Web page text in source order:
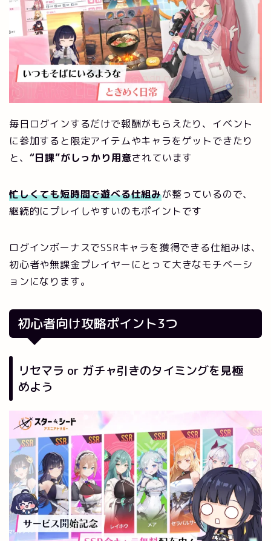
毎日ログインするだけで報酬がもらえたり、イベント
に参加すると限定アイテムやキャラをゲットできたり
と、 “日課”がしっかり用意されています
忙しくても短時間で遊べる仕組みが整っているので、
継続的にプレイしやすいのもポイントです
ログインボーナスでSSRキャラを獲得できる仕組みは、
初心者や無課金プレイヤーにとって大きなモチベーシ
ョンになります。
初心者向け攻略ポイント3つ
リセマラ or ガチャ引きのタイミングを見極
めよう